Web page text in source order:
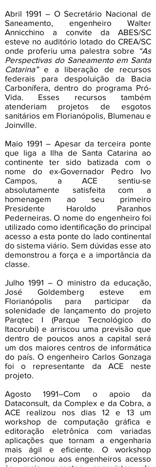
Abril 1991 – O Secretário Nacional de
Saneamento, engenheiro Walter
Annicchino a convite da ABES/SC
esteve no auditório lotado do CREA/SC
onde proferiu uma palestra sobre
“As
Perspectivas do Saneamento em Santa
Catarina”e a liberação de recursos
federais para despoluição da Bacia
Carbonífera, dentro do programa Pró-
Vida. Esses recursos também
atenderiam projetos de esgotos
sanitários em Florianópolis, Blumenau e
Joinville.
Maio 1991 – Apesar da terceira ponte
que liga a Ilha de Santa Catarina ao
continente ter sido batizada com o
nome do ex-Governador Pedro Ivo
Campos, a ACE sentiu-se
absolutamente satisfeita com a
homenagem ao seu primeiro
Presidente Haroldo Paranhos
Pederneiras. O nome do engenheiro foi
utilizado como identificação do principal
acesso a esta ponte do lado continental
do sistema viário. Sem dúvidas esse ato
demonstrou a força e a importância da
classe.
Julho 1991 – O ministro da educação,
José Goldemberg esteve em
Florianópolis para participar da
solenidade de lançamento do projeto
Parqtec I (Parque Tecnológico do
Itacorubi) e arriscou uma previsão que
dentro de poucos anos a capital será
um dos maiores centros de informática
do país. O engenheiro Carlos Gonzaga
foi o representante da ACE neste
projeto.
Agosto 1991–Com o apoio da
Dataconsult, da Complex e da Cobra, a
ACE realizou nos dias 12 e 13 um
workshop de computação gráfica e
editoração eletrônica com variadas
aplicações que tornam a engenharia
mais ágil e eficiente. O workshop
proporcionou aos engenheiros acesso